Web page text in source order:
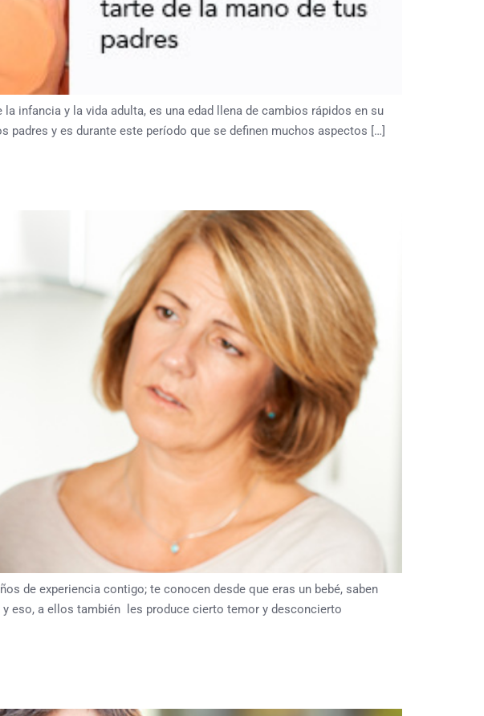
la infancia y la vida adulta, es una edad llena de cambios rápidos en su
y es durante este período que se definen muchos aspectos […]
de experiencia contigo; te conocen desde que eras un bebé, saben
eso, a ellos también les produce cierto temor y desconcierto